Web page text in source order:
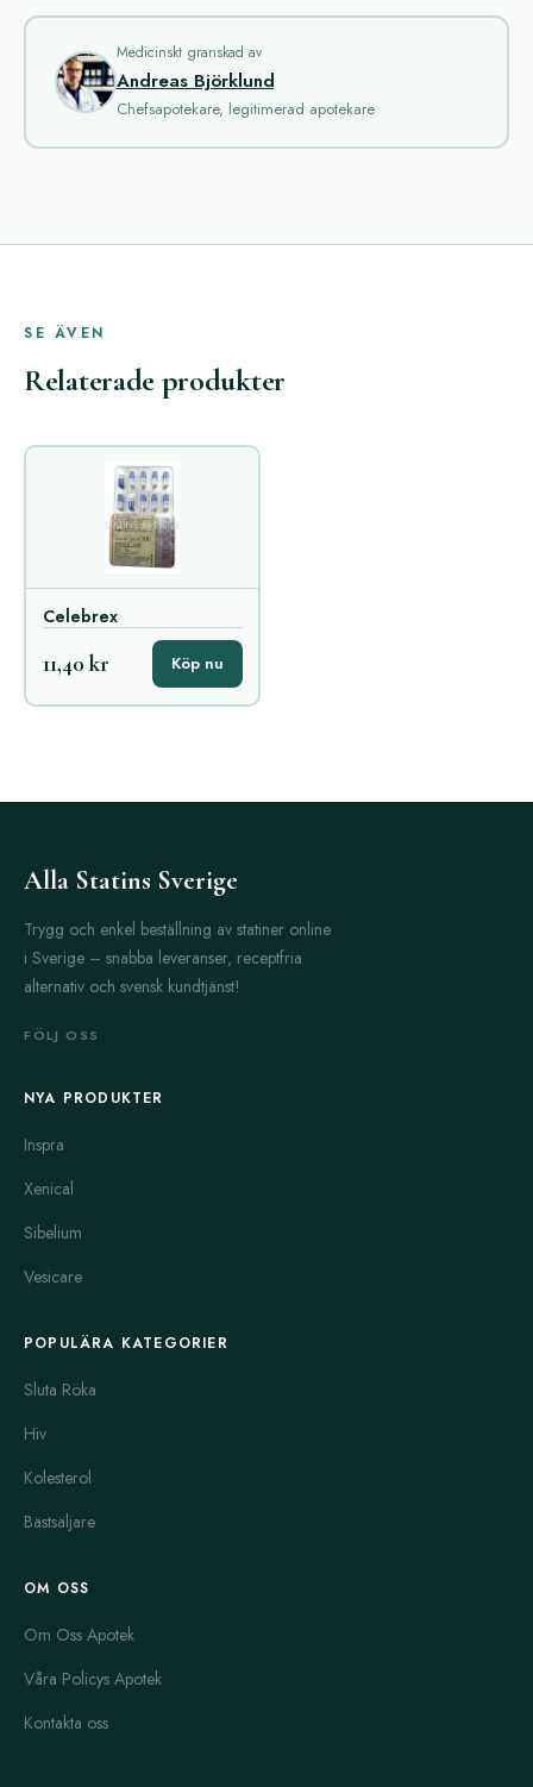
Medicinskt granskad av
Andreas Björklund
Chefsapotekare, legitimerad apotekare
SE ÄVEN
Relaterade produkter
Celebrex
11,40 kr Köp nu
Alla Statins Sverige
Trygg och enkel beställning av statiner online
i Sverige – snabba leveranser, receptfria
alternativ och svensk kundtjänst!
FÖLJ OSS
NYA PRODUKTER
Inspra
Xenical
Sibelium
Vesicare
POPULÄRA KATEGORIER
Sluta Röka
Hiv
Kolesterol
Bästsäljare
OM OSS
Om Oss Apotek
Våra Policys Apotek
Kontakta oss